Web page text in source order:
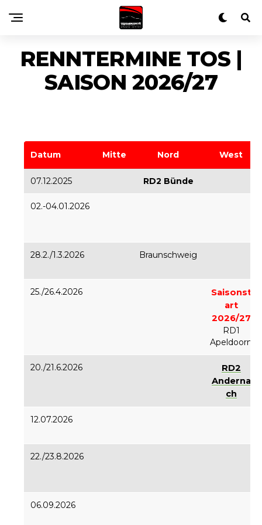
RENNTERMINE TOS |
SAISON 2026/27
Datum Mitte Nord West
07.12.2025 RD2 Bünde
02.-04.01.2026
28.2./1.3.2026 Braunschweig
25./26.4.2026
Saisonst
art
2026/27
RD1
Apeldoorn
20./21.6.2026
RD2
Anderna
ch
12.07.2026
22./23.8.2026
06.09.2026